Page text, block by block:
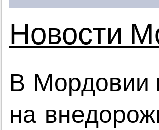
Новости
В Мордовии
на